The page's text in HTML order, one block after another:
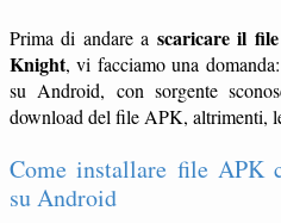
Prima di andare a scaricare il
Knight, vi facciamo una
su Android, con sorgente
download del file APK, altrimenti,
Come installare file APK
su Android